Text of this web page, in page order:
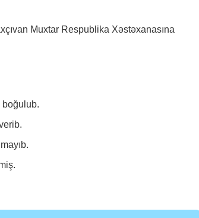
Muxtar Respublika Xəstəxanasına
boğulub.